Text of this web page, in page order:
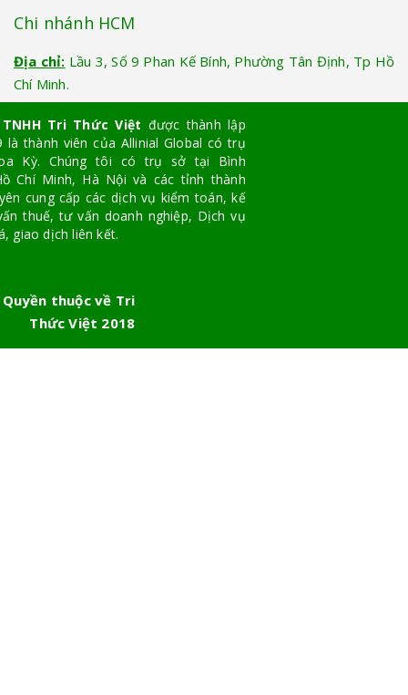
Chi nhánh HCM
Địa chỉ: Lầu 3, Số 9 Phan Kế Bính, Phường Tân Định, Tp Hồ
Chí Minh.
Tri Thức Việt được thành lập
là thành viên của Allinial Global có trụ
Kỳ. Chúng tôi có trụ sở tại Bình
Chí Minh, Hà Nội và các tỉnh thành
cung cấp các dịch vụ kiểm toán, kế
thuế, tư vấn doanh nghiệp, Dịch vụ
giao dịch liên kết.
Quyền thuộc về Tri
Thức Việt 2018